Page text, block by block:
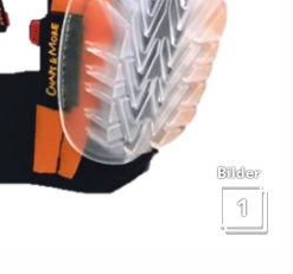
Bilder
1